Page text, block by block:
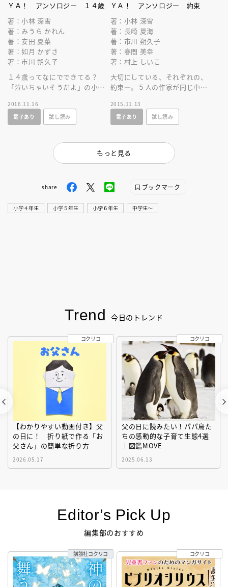
ＹＡ！ アンソロジー １４歳
著：小林 深雪
著：みうら かれん
著：安田 夏菜
著：如月 かずさ
著：市川 朔久子
１４歳ってなにでできてる？
「泣いちゃいそうだよ」の小林
受賞作家が紡ぐアンソロジ
ー！ 絵・牧村久実
2016.11.16
電子あり
試し読み
ＹＡ！ アンソロジー 約束
著：小林 深雪
著：長崎 夏海
著：市川 朔久子
著：春間 美幸
著：村上 しいこ
大切にしている、それぞれの、
約束―。５人の作家が同じ中学
ロジー！
2015.11.13
電子あり
試し読み
もっと見る
share ブックマーク
小学４年生 小学５年生 小学６年生 中学生〜
Trend 今日のトレンド
【わかりやすい動画付き】父
の日に！ 折り紙で作る「お
父さん」の簡単な折り方
2026.05.17
コクリコ
父の日に読みたい！パパ鳥た
ちの感動的な子育て生態4選
｜図鑑MOVE
2025.06.13
コクリコ
Editor’s Pick Up
編集部のおすすめ
講談社コクリコ コクリコ